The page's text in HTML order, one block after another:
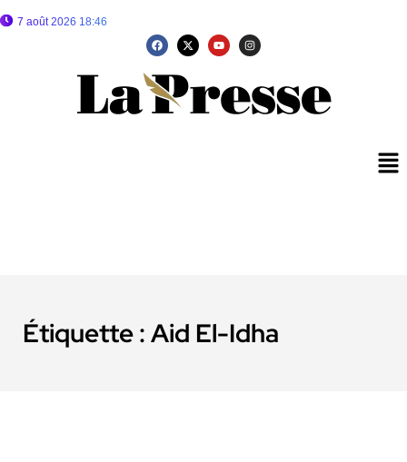
7 août 2026 18:46
Étiquette :Aid El-Idha